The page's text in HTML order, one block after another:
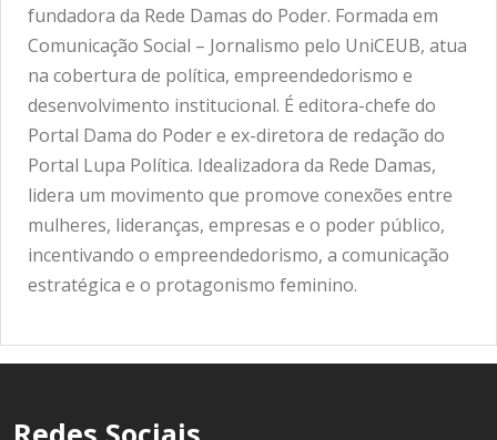
fundadora da Rede Damas do Poder. Formada em
Comunicação Social – Jornalismo pelo UniCEUB, atua
na cobertura de política, empreendedorismo e
desenvolvimento institucional. É editora-chefe do
Portal Dama do Poder e ex-diretora de redação do
Portal Lupa Política. Idealizadora da Rede Damas,
lidera um movimento que promove conexões entre
mulheres, lideranças, empresas e o poder público,
incentivando o empreendedorismo, a comunicação
estratégica e o protagonismo feminino.